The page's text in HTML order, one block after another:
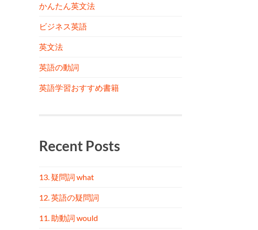
かんたん英文法
ビジネス英語
英文法
英語の動詞
英語学習おすすめ書籍
Recent Posts
13. 疑問詞 what
12. 英語の疑問詞
11. 助動詞 would